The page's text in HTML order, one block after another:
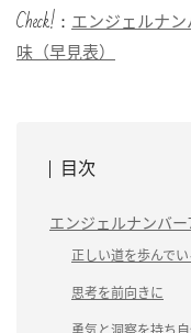
Check!： エンジェルナ
味（早見表）
目次
エンジェルナンバ
正しい道を歩んでい
思考を前向きに